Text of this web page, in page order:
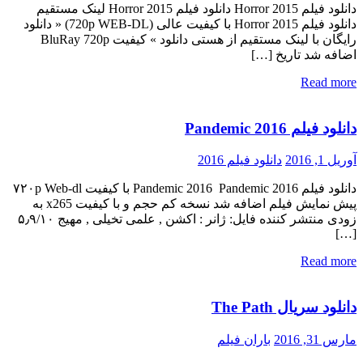
دانلود فیلم Horror 2015 دانلود فیلم Horror 2015 لینک مستقیم
دانلود فیلم Horror 2015 با کیفیت عالی (720p WEB-DL) « دانلود
رایگان با لینک مستقیم از هستی دانلود » کیفیت BluRay 720p
اضافه شد تاریخ […]
Read more
دانلود فیلم Pandemic 2016
آوریل 1, 2016 دانلود فیلم 2016
دانلود فیلم Pandemic 2016 Pandemic 2016 با کیفیت ۷۲۰p Web-dl
پیش نمایش فیلم اضافه شد نسخه کم حجم و با کیفیت x265 به
زودی منتشر کننده فایل: ژانر : اکشن , علمی تخیلی , مهیج ۵٫۹/۱۰
[…]
Read more
دانلود سریال The Path
مارس 31, 2016 باران فیلم